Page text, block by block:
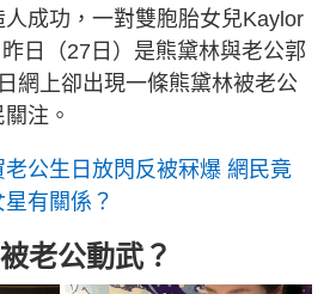
成功，一對雙胞胎女兒Kaylor
日（27日）是熊黛林與老公郭
網上卻出現一條熊黛林被老公
注。
老公生日放閃反被冧爆 網民竟
有關係？
老公動武？